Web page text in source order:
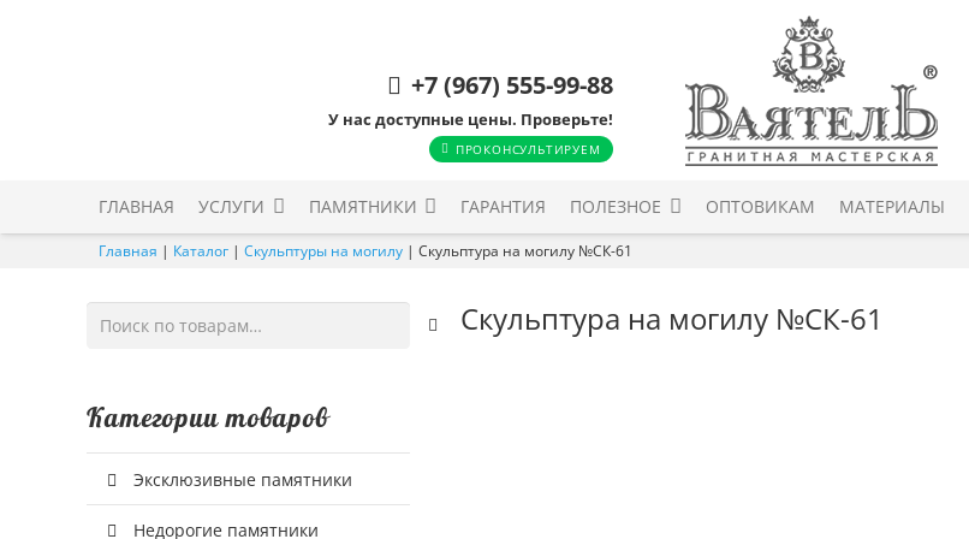
+7 (967) 555-99-88
У нас доступные цены. Проверьте!
ПРОКОНСУЛЬТИРУЕМ
ГЛАВНАЯ УСЛУГИ ПАМЯТНИКИ ГАРАНТИЯ ПОЛЕЗНОЕ ОПТОВИКАМ МАТЕРИАЛЫ
Главная | Каталог | Скульптуры на могилу | Скульптура на могилу №СК-61
Искать:
Категории товаров
Эксклюзивные памятники
Недорогие памятники
Скульптура на могилу №СК-61